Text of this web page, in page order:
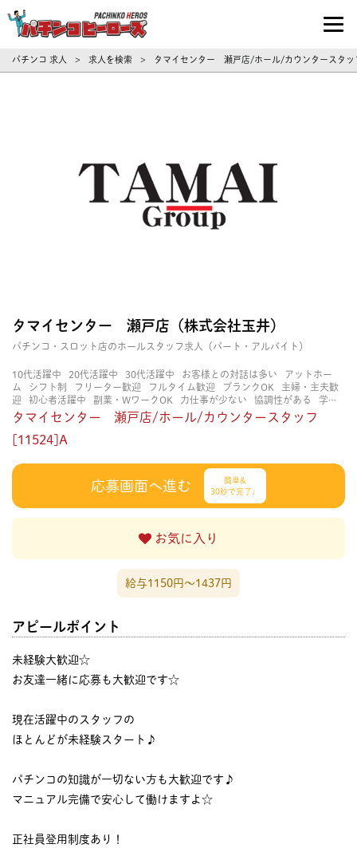
パチンコ求人・転職ならパチンコヒーロ
パチンコ 求人 > 求人を検索 > タマイセンター 瀬戸店/ホール/カウンタースタ
タマイセンター 瀬戸店（株式会社玉井）
パチンコ・スロット店のホールスタッフ求人（パート・アルバイト）
10代活躍中 20代活躍中 30代活躍中 お客様との対話は多い
アットホー
ム
シフト制 フリーター歓迎 フルタイム歓迎 ブランクOK
主婦・主夫歓
迎
初心者活躍中 副業・WワークOK 力仕事が少ない 協調性がある
学歴
不問
扶養内勤務OK 決められた時間できっちり 知識・経験不要
研修あ
り
立ち仕事 経験者・有資格者歓迎 茶髪OK 賑やかな職場
週4日以上OK
金髪OK
長く働ける
タマイセンター 瀬戸店/ホール/カウンタースタッフ
[11524]A
応募画面へ進む
簡単&
30秒で完了♩
お気に入り
給与1150円〜1437円
アピールポイント
未経験大歓迎☆
お友達一緒に応募も大歓迎です☆
現在活躍中のスタッフの
ほとんどが未経験スタート♪
パチンコの知識が一切ない方も大歓迎です♪
マニュアル完備で安心して働けますよ☆
正社員登用制度あり！